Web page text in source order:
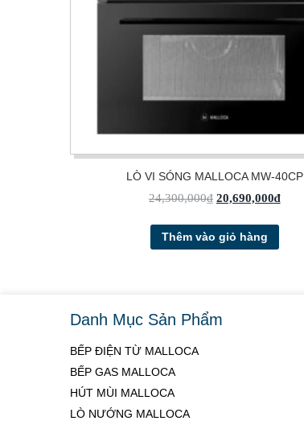
LÒ VI SÓNG MALLOCA MW-40CP
24,300,000₫ 20,690,000₫
Thêm vào giỏ hàng
Danh Mục Sản Phẩm
BẾP ĐIỆN TỪ MALLOCA
BẾP GAS MALLOCA
HÚT MÙI MALLOCA
LÒ NƯỚNG MALLOCA